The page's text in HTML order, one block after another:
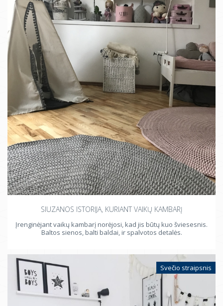
SIUZANOS ISTORIJA, KURIANT VAIKŲ KAMBARĮ
Įrenginėjant vaikų kambarį norėjosi, kad jis būtų kuo šviesesnis.
Baltos sienos, balti baldai, ir spalvotos detalės.
Svečio straipsnis